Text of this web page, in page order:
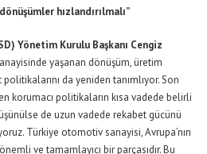
hızlandırılmalı”
Yönetim Kurulu Başkanı Cengiz
yaşanan dönüşüm, üretim
da yeniden tanımlıyor. Son
korumacı politikaların kısa vadede belirli
de uzun vadede rekabet gücünü
Türkiye otomotiv sanayisi, Avrupa’nın
ve tamamlayıcı bir parçasıdır. Bu